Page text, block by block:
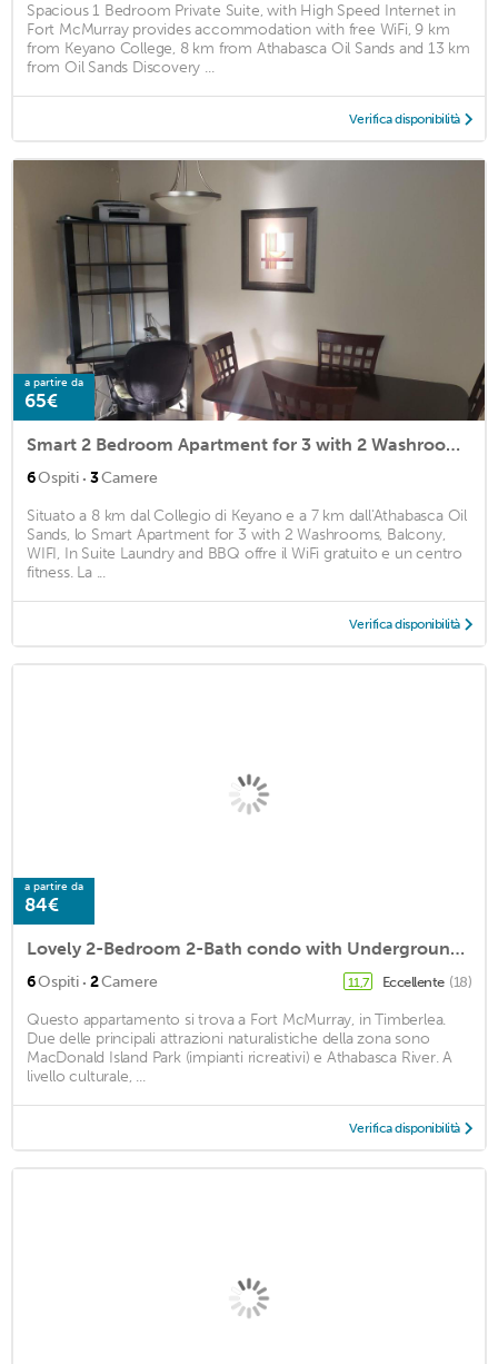
Spacious 1 Bedroom Private Suite, with High Speed Internet in
Fort McMurray provides accommodation with free WiFi, 9 km
from Keyano College, 8 km from Athabasca Oil Sands and 13 km
from Oil Sands Discovery ...
Verifica disponibilità
a partire da
65€
Smart 2 Bedroom Apartment for 3 with 2 Washrooms, Balcony, WIFI, In Suite Laundry and BBQ
6Ospiti · 3Camere
Situato a 8 km dal Collegio di Keyano e a 7 km dall'Athabasca Oil
Sands, lo Smart Apartment for 3 with 2 Washrooms, Balcony,
WIFI, In Suite Laundry and BBQ offre il WiFi gratuito e un centro
fitness. La ...
Verifica disponibilità
a partire da
84€
Lovely 2-Bedroom 2-Bath condo with Underground Parking
6Ospiti · 2Camere 11,7 Eccellente (18)
Questo appartamento si trova a Fort McMurray, in Timberlea.
Due delle principali attrazioni naturalistiche della zona sono
MacDonald Island Park (impianti ricreativi) e Athabasca River. A
livello culturale, ...
Verifica disponibilità